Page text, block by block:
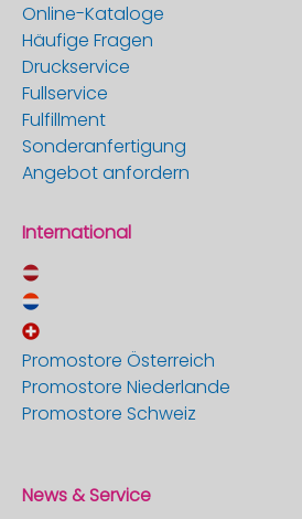
Online-Kataloge
Häufige Fragen
Druckservice
Fullservice
Fulfillment
Sonderanfertigung
Angebot anfordern
International
Promostore Österreich
Promostore Niederlande
Promostore Schweiz
News & Service